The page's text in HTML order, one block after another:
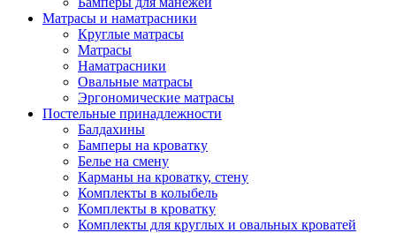
Матрасы и наматрасники
Круглые матрасы
Матрасы
Наматрасники
Овальные матрасы
Эргономические матрасы
Постельные принадлежности
Балдахины
Бамперы на кроватку
Белье на смену
Карманы на кроватку, стену
Комплекты в колыбель
Комплекты в кроватку
Комплекты для круглых и овальных кроватей